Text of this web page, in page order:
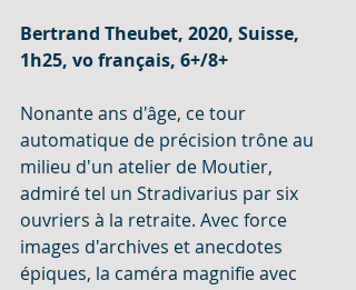
Bertrand Theubet, 2020, Suisse,
1h25, vo français, 6+/8+
Nonante ans d'âge, ce tour
automatique de précision trône au
milieu d'un atelier de Moutier,
admiré tel un Stradivarius par six
ouvriers à la retraite. Avec force
images d'archives et anecdotes
épiques, la caméra magnifie avec